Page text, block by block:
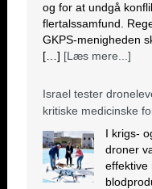
og for at undgå
flertalssamfund.
GKPS-menigheden
[…] [Læs mere...]
Israel tester
kritiske medicinske
I krigs-
droner
effektive